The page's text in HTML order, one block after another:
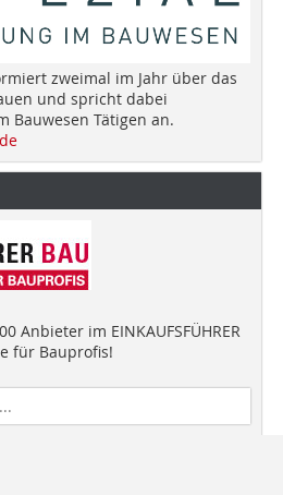
zweimal im Jahr über das
und spricht dabei
Bauwesen Tätigen an.
Anbieter im EINKAUFSFÜHRER
für Bauprofis!